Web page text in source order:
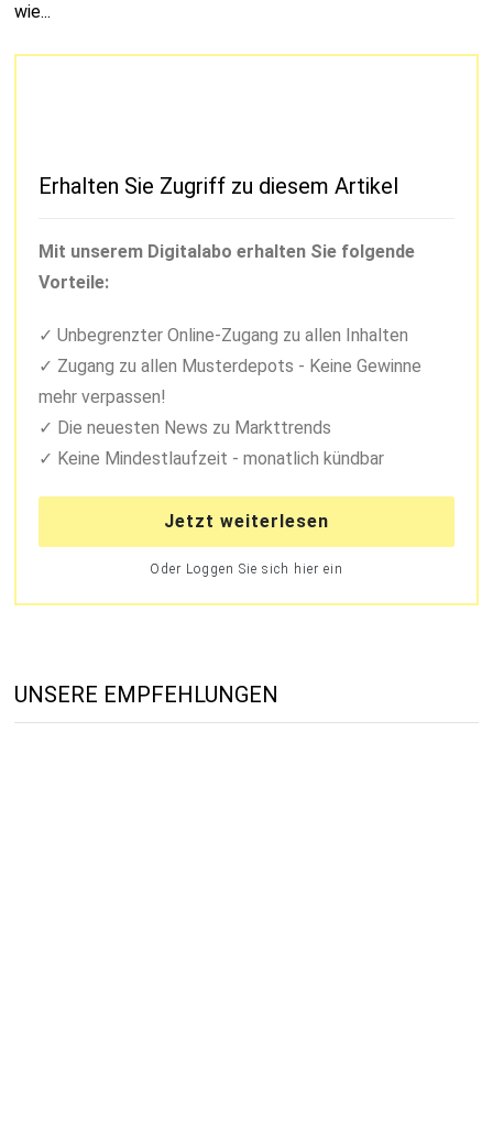
wie...
Erhalten Sie Zugriff zu diesem Artikel
Mit unserem Digitalabo erhalten Sie folgende
Vorteile:
Unbegrenzter Online-Zugang zu allen Inhalten
Zugang zu allen Musterdepots - Keine Gewinne
mehr verpassen!
Die neuesten News zu Markttrends
Keine Mindestlaufzeit - monatlich kündbar
Jetzt weiterlesen
Oder Loggen Sie sich hier ein
UNSERE EMPFEHLUNGEN